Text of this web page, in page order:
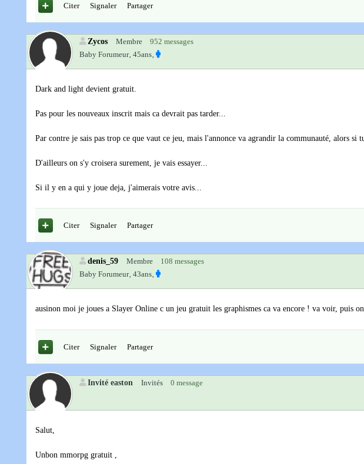
Citer Signaler Partager
Zycos Membre
952 messages
Baby Forumeur‚ 45ans‚
Dark and light devient gratuit.
Pas pour les nouveaux inscrit mais ca devrait pas tarder...
Par contre je sais pas trop ce que vaut ce jeu, mais l'annonce va agrandir la communauté, alors si
D'ailleurs on s'y croisera surement, je vais essayer...
Si il y en a qui y joue deja, j'aimerais votre avis...
Citer Signaler Partager
denis_59 Membre
108 messages
Baby Forumeur‚ 43ans‚
ausinon moi je joues a Slayer Online c un jeu gratuit les graphismes ca va encore ! va voir, puis
Citer Signaler Partager
Invité easton Invités 0 message
Salut,
Unbon mmorpg gratuit ,